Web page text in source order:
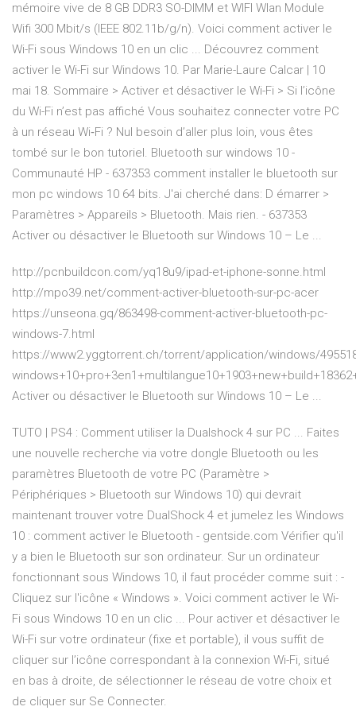
mémoire vive de 8 GB DDR3 SO-DIMM et WIFI Wlan Module
Wifi 300 Mbit/s (IEEE 802.11b/g/n). Voici comment activer le
Wi-Fi sous Windows 10 en un clic ... Découvrez comment
activer le Wi-Fi sur Windows 10. Par Marie-Laure Calcar | 10
mai 18. Sommaire > Activer et désactiver le Wi-Fi > Si l’icône
du Wi-Fi n’est pas affiché Vous souhaitez connecter votre PC
à un réseau Wi‑Fi ? Nul besoin d’aller plus loin, vous êtes
tombé sur le bon tutoriel. Bluetooth sur windows 10 -
Communauté HP - 637353 comment installer le bluetooth sur
mon pc windows 10 64 bits. J'ai cherché dans: D émarrer >
Paramètres > Appareils > Bluetooth. Mais rien. - 637353
Activer ou désactiver le Bluetooth sur Windows 10 – Le ...
http://pcnbuildcon.com/yq18u9/ipad-et-iphone-sonne.html
http://mpo39.net/comment-activer-bluetooth-sur-pc-acer
https://unseona.gq/863498-comment-activer-bluetooth-pc-
windows-7.html
https://www2.yggtorrent.ch/torrent/application/windows/
Activer ou désactiver le Bluetooth sur Windows 10 – Le ...
TUTO | PS4 : Comment utiliser la Dualshock 4 sur PC ... Faites
une nouvelle recherche via votre dongle Bluetooth ou les
paramètres Bluetooth de votre PC (Paramètre >
Périphériques > Bluetooth sur Windows 10) qui devrait
maintenant trouver votre DualShock 4 et jumelez les Windows
10 : comment activer le Bluetooth - gentside.com Vérifier qu'il
y a bien le Bluetooth sur son ordinateur. Sur un ordinateur
fonctionnant sous Windows 10, il faut procéder comme suit : -
Cliquez sur l'icône « Windows ». Voici comment activer le Wi-
Fi sous Windows 10 en un clic ... Pour activer et désactiver le
Wi-Fi sur votre ordinateur (fixe et portable), il vous suffit de
cliquer sur l’icône correspondant à la connexion Wi-Fi, situé
en bas à droite, de sélectionner le réseau de votre choix et
de cliquer sur Se Connecter.